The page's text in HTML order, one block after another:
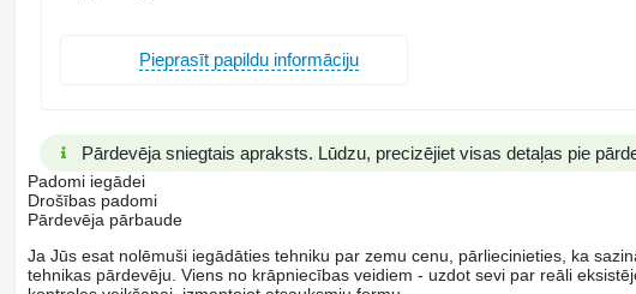
Pieprasīt papildu informāciju
Pārdevēja sniegtais apraksts. Lūdzu, precizējiet visas detaļas pie
Padomi iegādei
Drošības padomi
Pārdevēja pārbaude
Ja Jūs esat nolēmuši iegādāties tehniku par zemu cenu, pārliecinieties, ka
tehnikas pārdevēju. Viens no krāpniecības veidiem - uzdot sevi par reāli